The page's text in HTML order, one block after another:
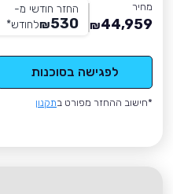
מחיר
44,959
₪
החזר חודשי מ-
530
₪לחודש*
לפגישה בסוכנות
*חישוב ההחזר מפורט בתקנון